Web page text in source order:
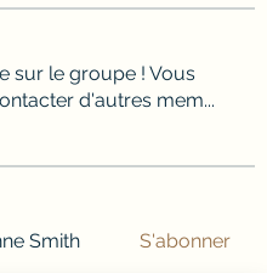
sur le groupe ! Vous
d'autres mem...
Smith S'abonner